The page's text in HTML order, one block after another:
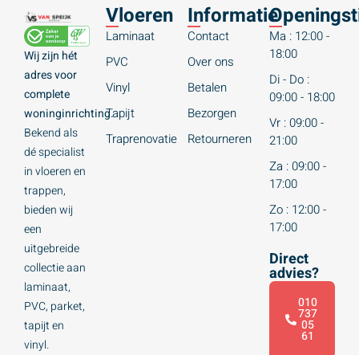
Wij zijn hét
adres voor
complete
woninginrichting.
Bekend als
dé specialist
in vloeren en
trappen,
bieden wij
een
uitgebreide
collectie aan
laminaat,
PVC, parket,
tapijt en
vinyl.
Vloeren
Laminaat
PVC
Vinyl
Tapijt
Traprenovatie
Informatie
Contact
Over ons
Betalen
Bezorgen
Retourneren
Ma : 12:00 -
18:00
Di - Do :
09:00 - 18:00
Vr : 09:00 -
21:00
Za : 09:00 -
17:00
Zo : 12:00 -
17:00
Direct
advies?
010
737
05
61